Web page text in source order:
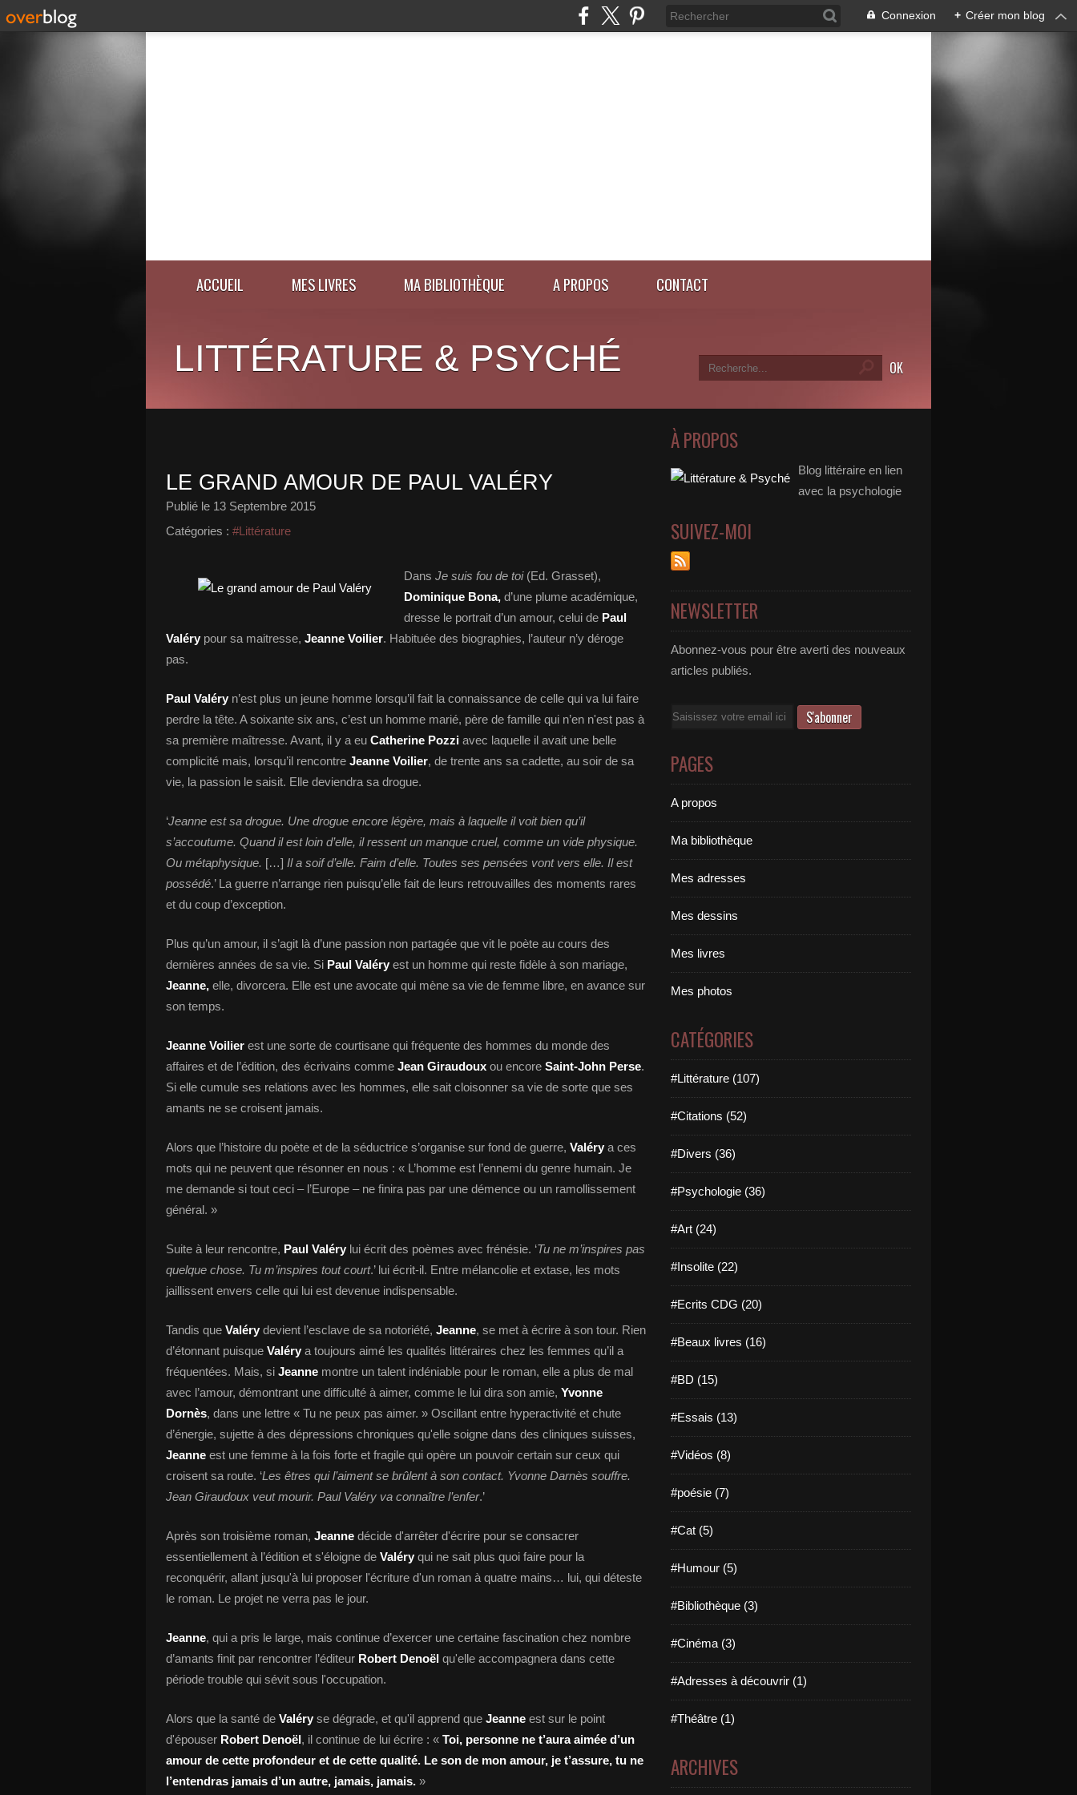
Connexion + Créer mon blog
ACCUEIL MES LIVRES MA BIBLIOTHÈQUE A PROPOS CONTACT
LITTÉRATURE & PSYCHÉ
LE GRAND AMOUR DE PAUL VALÉRY
Publié le 13 Septembre 2015
Catégories : #Littérature
Dans Je suis fou de toi (Ed. Grasset),
Dominique Bona, d’une plume académique,
dresse le portrait d’un amour, celui de Paul
Valéry pour sa maitresse, Jeanne Voilier. Habituée des biographies, l’auteur n’y déroge
pas.
Paul Valéry n’est plus un jeune homme lorsqu’il fait la connaissance de celle qui va lui faire
perdre la tête. A soixante six ans, c’est un homme marié, père de famille qui n’en n'est pas à
sa première maîtresse. Avant, il y a eu Catherine Pozzi avec laquelle il avait une belle
complicité mais, lorsqu’il rencontre Jeanne Voilier, de trente ans sa cadette, au soir de sa
vie, la passion le saisit. Elle deviendra sa drogue.
‘Jeanne est sa drogue. Une drogue encore légère, mais à laquelle il voit bien qu’il
s’accoutume. Quand il est loin d’elle, il ressent un manque cruel, comme un vide physique.
Ou métaphysique. […] Il a soif d’elle. Faim d’elle. Toutes ses pensées vont vers elle. Il est
possédé.’ La guerre n’arrange rien puisqu’elle fait de leurs retrouvailles des moments rares
et du coup d’exception.
Plus qu’un amour, il s’agit là d’une passion non partagée que vit le poète au cours des
dernières années de sa vie. Si Paul Valéry est un homme qui reste fidèle à son mariage,
Jeanne, elle, divorcera. Elle est une avocate qui mène sa vie de femme libre, en avance sur
son temps.
Jeanne Voilier est une sorte de courtisane qui fréquente des hommes du monde des
affaires et de l’édition, des écrivains comme Jean Giraudoux ou encore Saint-John Perse.
Si elle cumule ses relations avec les hommes, elle sait cloisonner sa vie de sorte que ses
amants ne se croisent jamais.
Alors que l’histoire du poète et de la séductrice s’organise sur fond de guerre, Valéry a ces
mots qui ne peuvent que résonner en nous : « L’homme est l’ennemi du genre humain. Je
me demande si tout ceci – l’Europe – ne finira pas par une démence ou un ramollissement
général. »
Suite à leur rencontre, Paul Valéry lui écrit des poèmes avec frénésie. ‘Tu ne m’inspires pas
quelque chose. Tu m’inspires tout court.’ lui écrit-il. Entre mélancolie et extase, les mots
jaillissent envers celle qui lui est devenue indispensable.
Tandis que Valéry devient l’esclave de sa notoriété, Jeanne, se met à écrire à son tour. Rien
d’étonnant puisque Valéry a toujours aimé les qualités littéraires chez les femmes qu’il a
fréquentées. Mais, si Jeanne montre un talent indéniable pour le roman, elle a plus de mal
avec l’amour, démontrant une difficulté à aimer, comme le lui dira son amie, Yvonne
Dornès, dans une lettre « Tu ne peux pas aimer. » Oscillant entre hyperactivité et chute
d’énergie, sujette à des dépressions chroniques qu'elle soigne dans des cliniques suisses,
Jeanne est une femme à la fois forte et fragile qui opère un pouvoir certain sur ceux qui
croisent sa route. ‘Les êtres qui l’aiment se brûlent à son contact. Yvonne Darnès souffre.
Jean Giraudoux veut mourir. Paul Valéry va connaître l’enfer.’
Après son troisième roman, Jeanne décide d'arrêter d'écrire pour se consacrer
essentiellement à l’édition et s'éloigne de Valéry qui ne sait plus quoi faire pour la
reconquérir, allant jusqu'à lui proposer l'écriture d'un roman à quatre mains… lui, qui déteste
le roman. Le projet ne verra pas le jour.
Jeanne, qui a pris le large, mais continue d’exercer une certaine fascination chez nombre
d’amants finit par rencontrer l’éditeur Robert Denoël qu'elle accompagnera dans cette
période trouble qui sévit sous l'occupation.
Alors que la santé de Valéry se dégrade, et qu'il apprend que Jeanne est sur le point
d'épouser Robert Denoël, il continue de lui écrire : « Toi, personne ne t’aura aimée d’un
amour de cette profondeur et de cette qualité. Le son de mon amour, je t’assure, tu ne
l’entendras jamais d’un autre, jamais, jamais. »
À PROPOS
Blog littéraire en lien
avec la psychologie
SUIVEZ-MOI
NEWSLETTER
Abonnez-vous pour être averti des nouveaux
articles publiés.
Email
PAGES
A propos
Ma bibliothèque
Mes adresses
Mes dessins
Mes livres
Mes photos
CATÉGORIES
#Littérature (107)
#Citations (52)
#Divers (36)
#Psychologie (36)
#Art (24)
#Insolite (22)
#Ecrits CDG (20)
#Beaux livres (16)
#BD (15)
#Essais (13)
#Vidéos (8)
#poésie (7)
#Cat (5)
#Humour (5)
#Bibliothèque (3)
#Cinéma (3)
#Adresses à découvrir (1)
#Théâtre (1)
ARCHIVES